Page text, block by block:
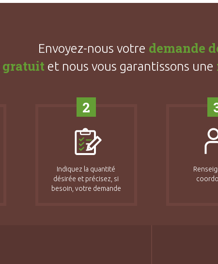
Envoyez-nous votre demande
gratuit et nous vous garantissons une
2
Indiquez la quantité
désirée et précisez, si
besoin, votre demande